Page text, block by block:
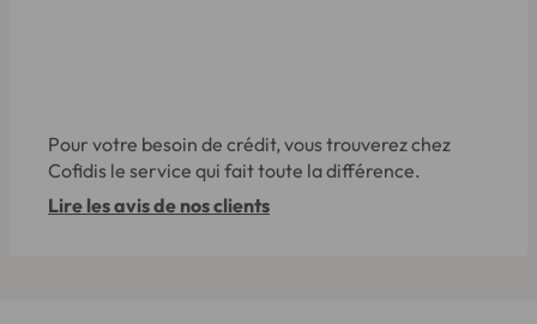
Pour votre besoin de crédit, vous trouverez chez
Cofidis le service qui fait toute la différence.
Lire les avis de nos clients